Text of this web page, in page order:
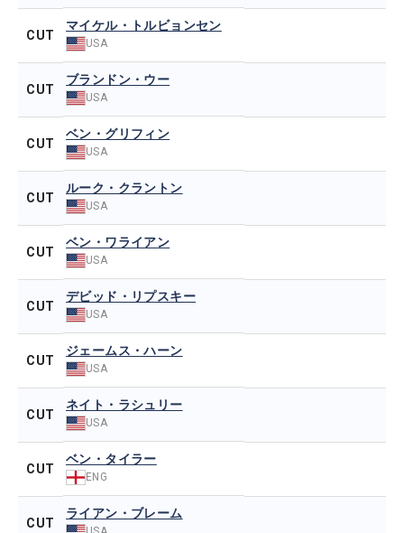
CUT
マイケル・トルビョンセン
USA
CUT
ブランドン・ウー
USA
CUT
ベン・グリフィン
USA
CUT
ルーク・クラントン
USA
CUT
ベン・ワライアン
USA
CUT
デビッド・リプスキー
USA
CUT
ジェームス・ハーン
USA
CUT
ネイト・ラシュリー
USA
CUT
ベン・タイラー
ENG
CUT
ライアン・ブレーム